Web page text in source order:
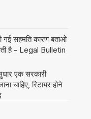
गई सहमति कारण बताओ
है - Legal Bulletin
एक सरकारी
चाहिए, रिटायर होने